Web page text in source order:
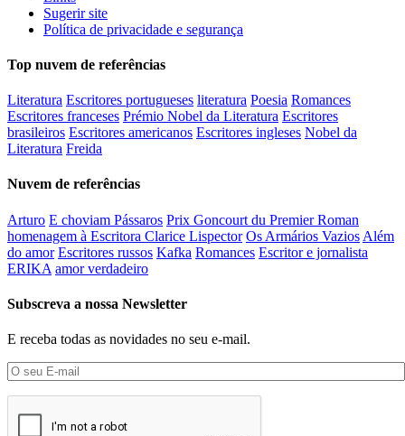
Sugerir site
Política de privacidade e segurança
Top nuvem de referências
Literatura Escritores portugueses literatura Poesia Romances
Escritores franceses Prémio Nobel da Literatura Escritores
brasileiros Escritores americanos Escritores ingleses Nobel da
Literatura Freida
Nuvem de referências
Arturo E choviam Pássaros Prix Goncourt du Premier Roman
homenagem à Escritora Clarice Lispector Os Armários Vazios Além
do amor Escritores russos Kafka Romances Escritor e jornalista
ERIKA amor verdadeiro
Subscreva a nossa Newsletter
E receba todas as novidades no seu e-mail.